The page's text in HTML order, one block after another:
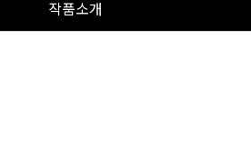
작품소개